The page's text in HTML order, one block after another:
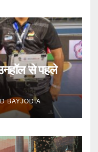
से पहले
BAYJODIA